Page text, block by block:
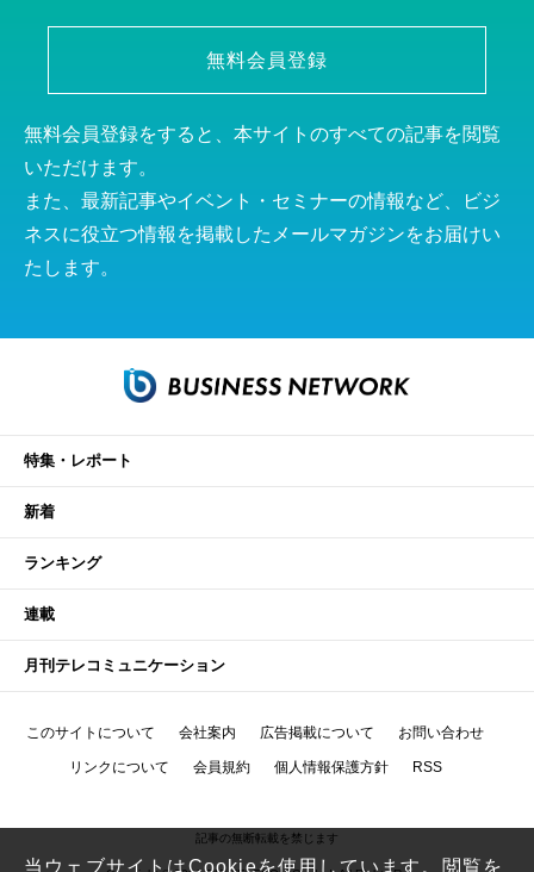
無料会員登録
無料会員登録をすると、本サイトのすべての記事を閲覧
いただけます。
また、最新記事やイベント・セミナーの情報など、ビジ
ネスに役立つ情報を掲載したメールマガジンをお届けい
たします。
特集・レポート
新着
ランキング
連載
月刊テレコミュニケーション
このサイトについて 会社案内 広告掲載について お問い合わせ
リンクについて 会員規約 個人情報保護方針 RSS
記事の無断転載を禁じます
当ウェブサイトはCookieを使用しています。閲覧を